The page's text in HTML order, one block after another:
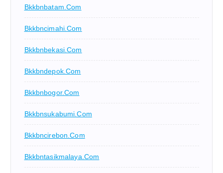
Bkkbnbatam.com
Bkkbncimahi.com
Bkkbnbekasi.com
Bkkbndepok.com
Bkkbnbogor.com
Bkkbnsukabumi.com
Bkkbncirebon.com
Bkkbntasikmalaya.com